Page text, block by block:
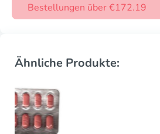
Bestellungen über €172.19
Ähnliche Produkte: